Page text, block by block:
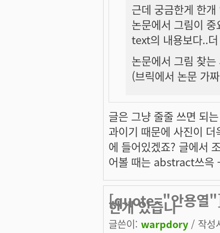
근데 궁금한게 한
논문에서 그림이 중
text의 내용보다..
논문에서 그림 찾
(브릭에서 논문 가
글은 그냥 줄줄 쓰면 되
과이기 때문에 사진이
에 들어있겠죠? 글에서
어볼 때는 abstract쓰윽
[quote="안용열
한개 있습니
글쓴이: warpdory / 작성